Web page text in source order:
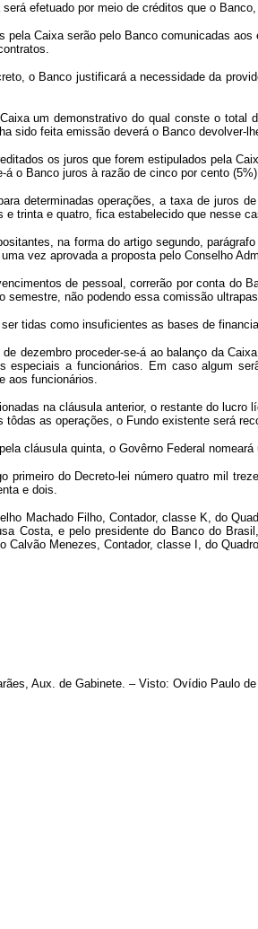
efetuado por meio de créditos que o
pela Caixa serão pelo Banco comunicadas
o Banco justificará a necessidade da
um demonstrativo do qual conste o
sido feita emissão deverá o Banco
os juros que forem estipulados pela
o Banco juros à razão de cinco por cento
determinadas operações, a taxa de juros
trinta e quatro, fica estabelecido que nesse
na forma do artigo segundo,
vez aprovada a proposta pelo Conselho
de pessoal, correrão por conta do
não podendo essa comissão
tidas como insuficientes as bases de
dezembro proceder-se-á ao balanço da
a funcionários. Em caso algum
aos funcionários.
na cláusula anterior, o restante do
as operações, o Fundo existente será
cláusula quinta, o Govêrno Federal
primeiro do Decreto-lei número quatro mil
e dois.
Machado Filho, Contador, classe K, do
Costa, e pelo presidente do Banco do
Menezes, Contador, classe I, do
Aux. de Gabinete. – Visto: Ovídio Paulo